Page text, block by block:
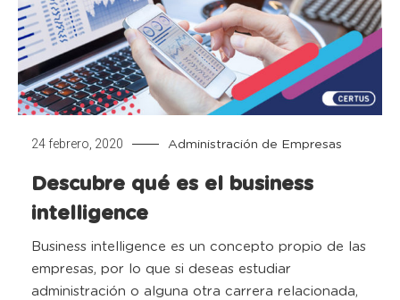
24 febrero, 2020 Administración de Empresas
Descubre qué es el business
intelligence
Business intelligence es un concepto propio de las
empresas, por lo que si deseas estudiar
administración o alguna otra carrera relacionada,